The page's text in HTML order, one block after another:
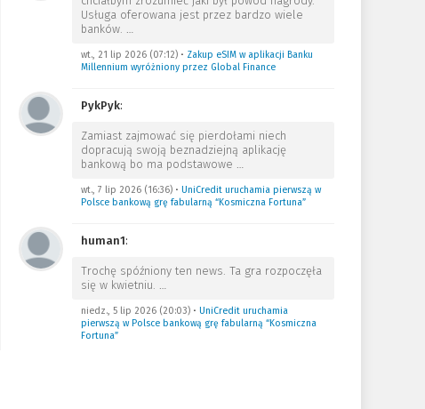
Usługa oferowana jest przez bardzo wiele
banków. …
wt., 21 lip 2026 (07:12)• Zakup eSIM w aplikacji Banku
Millennium wyróżniony przez Global Finance
PykPyk:
Zamiast zajmować się pierdołami niech
dopracują swoją beznadziejną aplikację
bankową bo ma podstawowe …
wt., 7 lip 2026 (16:36)• UniCredit uruchamia pierwszą w
Polsce bankową grę fabularną “Kosmiczna Fortuna”
human1:
Trochę spóźniony ten news. Ta gra rozpoczęła
się w kwietniu. …
niedz., 5 lip 2026 (20:03)• UniCredit uruchamia
pierwszą w Polsce bankową grę fabularną “Kosmiczna
Fortuna”